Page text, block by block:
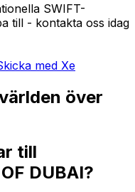
SWIFT-
till - kontakta oss idag
med Xe
över
till
DUBAI?